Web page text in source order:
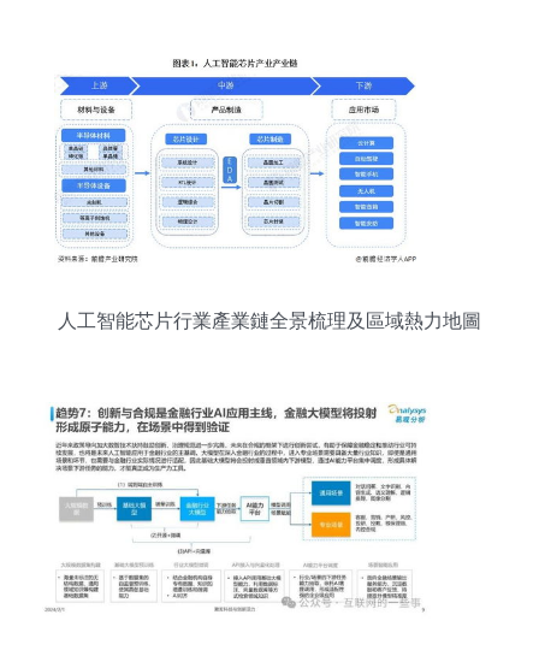
人工智能芯片行業產業鏈全景梳理及區域熱力地圖